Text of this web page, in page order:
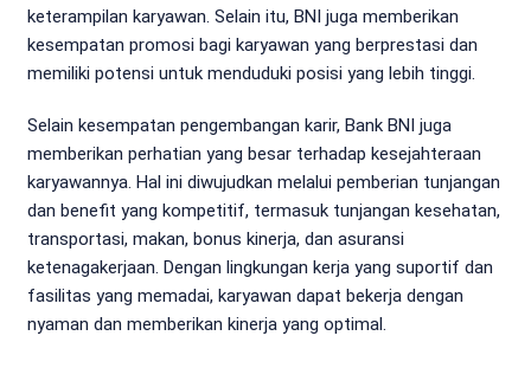
keterampilan karyawan. Selain itu, BNI juga memberikan
kesempatan promosi bagi karyawan yang berprestasi dan
memiliki potensi untuk menduduki posisi yang lebih tinggi.
Selain kesempatan pengembangan karir, Bank BNI juga
memberikan perhatian yang besar terhadap kesejahteraan
karyawannya. Hal ini diwujudkan melalui pemberian tunjangan
dan benefit yang kompetitif, termasuk tunjangan kesehatan,
transportasi, makan, bonus kinerja, dan asuransi
ketenagakerjaan. Dengan lingkungan kerja yang suportif dan
fasilitas yang memadai, karyawan dapat bekerja dengan
nyaman dan memberikan kinerja yang optimal.